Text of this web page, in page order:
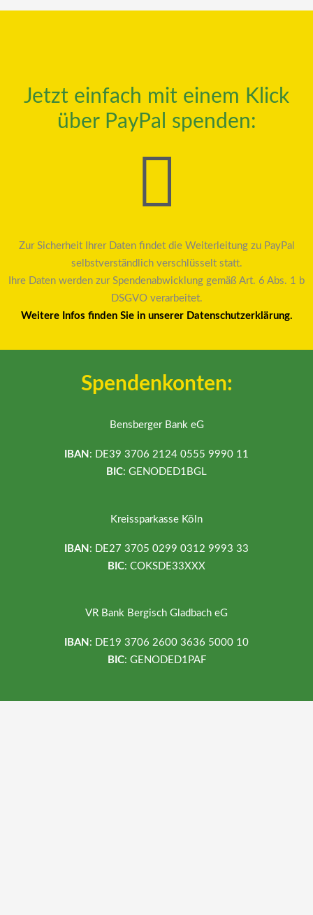
Jetzt einfach mit einem Klick
über PayPal spenden:
Zur Sicherheit Ihrer Daten findet die Weiterleitung zu PayPal
selbstverständlich verschlüsselt statt.
Ihre Daten werden zur Spendenabwicklung gemäß Art. 6 Abs. 1 b
DSGVO verarbeitet.
Weitere Infos finden Sie in unserer Datenschutzerklärung.
Spendenkonten:
Bensberger Bank eG
IBAN : DE39 3706 2124 0555 9990 11
BIC: GENODED1BGL
Kreissparkasse Köln
IBAN : DE27 3705 0299 0312 9993 33
BIC: COKSDE33XXX
VR Bank Bergisch Gladbach eG
IBAN : DE19 3706 2600 3636 5000 10
BIC: GENODED1PAF